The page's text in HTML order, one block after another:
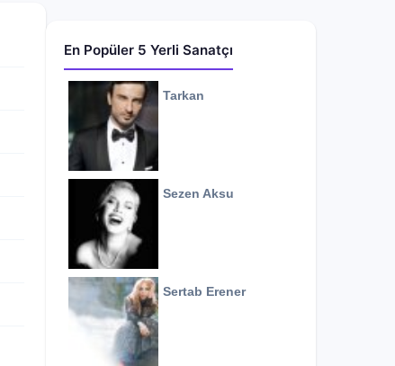
En Popüler 5 Yerli Sanatçı
Tarkan
Sezen Aksu
Sertab Erener